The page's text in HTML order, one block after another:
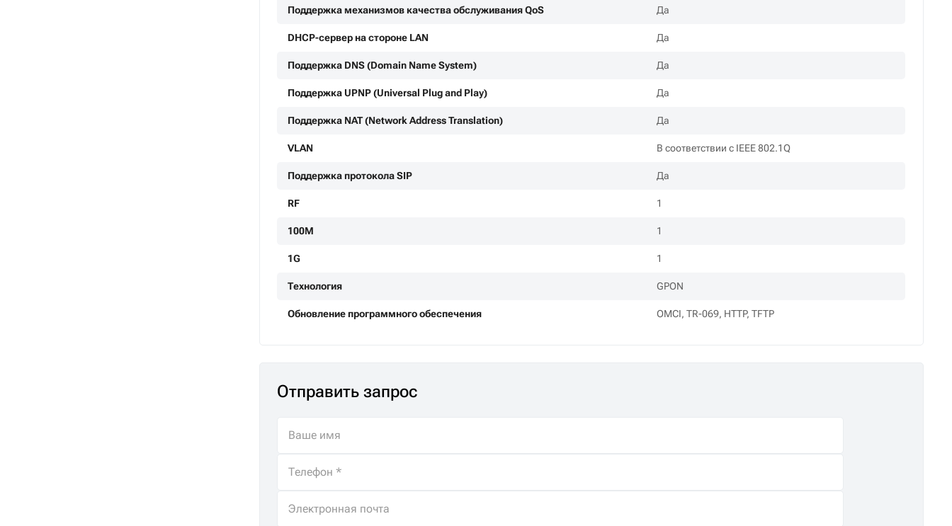
Поддержка механизмов качества обслуживания QoS Да
DHCP-сервер на стороне LAN Да
Поддержка DNS (Domain Name System) Да
Поддержка UPNP (Universal Plug and Play) Да
Поддержка NAT (Network Address Translation) Да
VLAN В соответствии с IEEE 802.1Q
Поддержка протокола SIP Да
RF 1
100M 1
1G 1
Технология GPON
Обновление программного обеспечения OMCI, TR-069, HTTP, TFTP
Отправить запрос